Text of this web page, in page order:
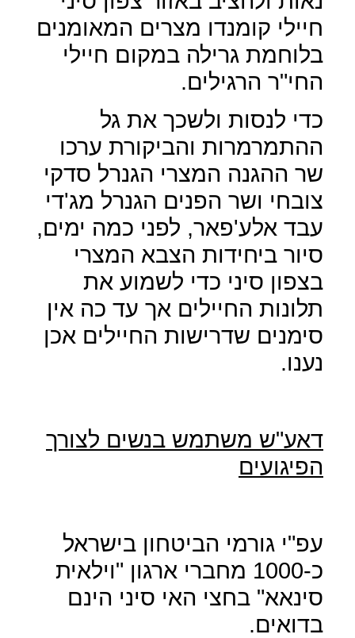
חיילי קומנדו מצרים המאומנים
בלוחמת גרילה במקום חיילי
החי"ר הרגילים.
כדי לנסות ולשכך את גל
ההתמרמרות והביקורת ערכו
שר ההגנה המצרי הגנרל סדקי
צובחי ושר הפנים הגנרל מג'די
עבד אלע'פאר, לפני כמה ימים,
סיור ביחידות הצבא המצרי
בצפון סיני כדי לשמוע את
תלונות החיילים אך עד כה אין
סימנים שדרישות החיילים אכן
נענו.
דאע"ש משתמש בנשים לצורך
הפיגועים
עפ"י גורמי הביטחון בישראל
כ-1000 מחברי ארגון "וילאית
סינאא" בחצי האי סיני הינם
בדואים.